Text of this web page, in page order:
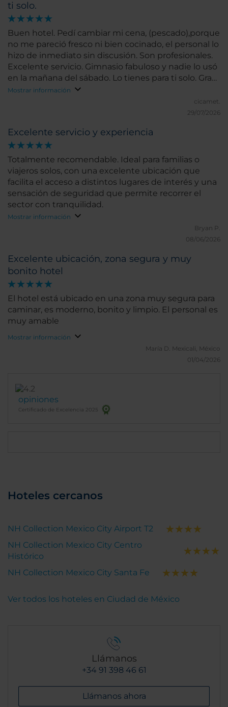
ti solo.
Buen hotel. Pedí cambiar mi cena, (pescado),porque
no me pareció fresco ni bien cocinado, el personal lo
hizo de inmediato sin discusión. Son profesionales.
Excelente servicio. Gimnasio fabuloso y nadie lo usó
en la mañana del sábado. Lo tienes para ti solo. Gran
calidad precio. Yo no tuve problema para dormir sin
huéspedes reportaron ruido excesivo que se
de algún antro cercano, los cambiaron de cuarto sin
discusión. Por tanto, es una excelente opción.
Resuelve inconvenientes y te deja la sensación de
que están para ayudarte y dan soluciones, no
pretextos. Recomendado.
Mostrar información
cicamet.
29/07/2026
Excelente servicio y experiencia
Totalmente recomendable. Ideal para familias o
viajeros solos, con una excelente ubicación que
facilita el acceso a distintos lugares de interés y una
sensación de seguridad que permite recorrer el
sector con tranquilidad.
Mostrar información
Bryan P.
08/06/2026
Excelente ubicación, zona segura y muy
bonito hotel
El hotel está ubicado en una zona muy segura para
caminar, es moderno, bonito y limpio. El personal es
muy amable
Mostrar información
María D. Mexicali, México
01/04/2026
opiniones
Certificado de Excelencia 2025
Hoteles cercanos
NH Collection Mexico City Airport T2
NH Collection Mexico City Centro
Histórico
NH Collection Mexico City Santa Fe
Ver todos los hoteles en Ciudad de México
Llámanos
+34 91 398 46 61
Llámanos ahora